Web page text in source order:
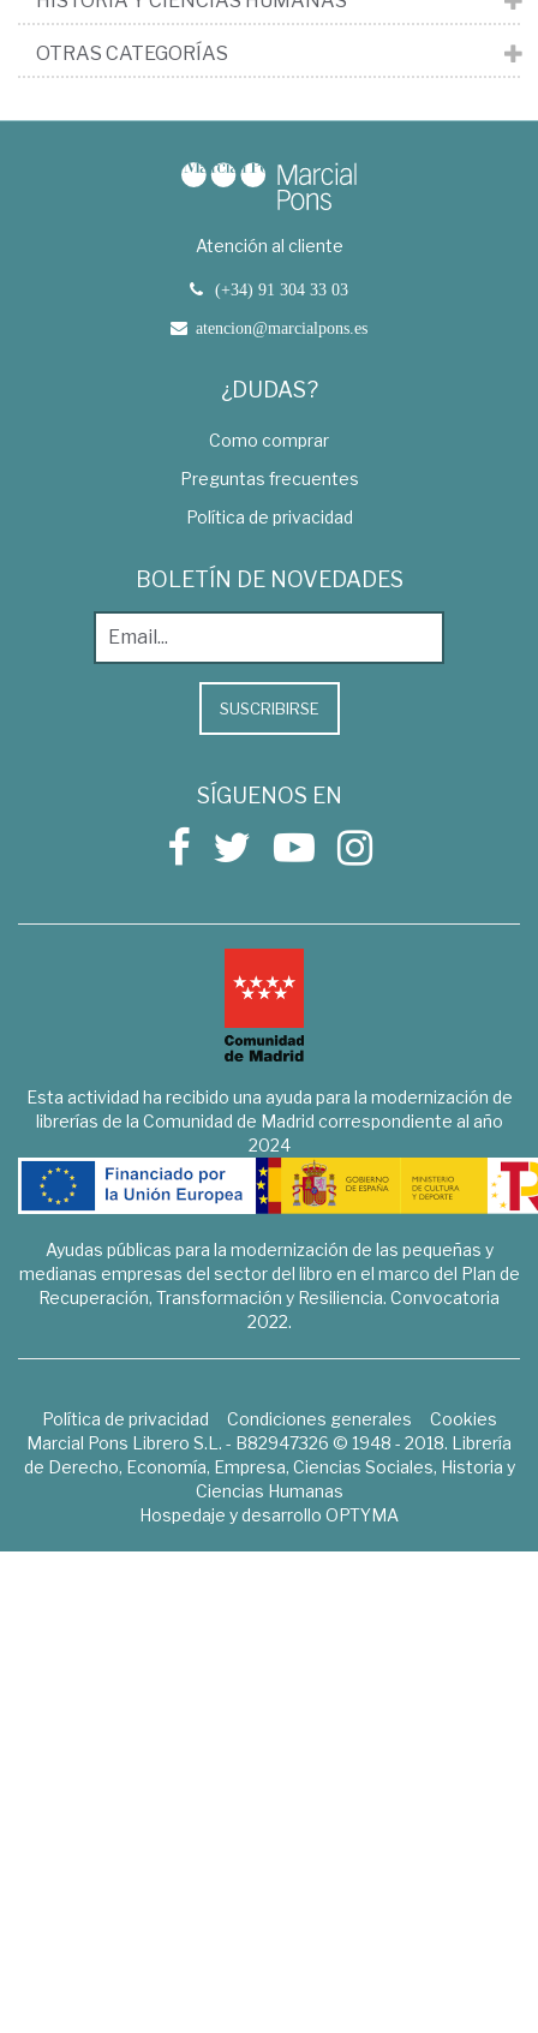
OTRAS CATEGORÍAS
Atención al cliente
(+34) 91 304 33 03
atencion@marcialpons.es
¿DUDAS?
Como comprar
Preguntas frecuentes
Política de privacidad
BOLETÍN DE NOVEDADES
SUSCRIBIRSE
SÍGUENOS EN
Esta actividad ha recibido una ayuda para la modernización de
librerías de la Comunidad de Madrid correspondiente al año
2024
Ayudas públicas para la modernización de las pequeñas y
medianas empresas del sector del libro en el marco del Plan de
Recuperación, Transformación y Resiliencia. Convocatoria
2022.
Política de privacidad Condiciones generales
Cookies
Marcial Pons Librero S.L. - B82947326 © 1948 - 2018. Librería
de Derecho, Economía, Empresa, Ciencias Sociales, Historia y
Ciencias Humanas
Hospedaje y desarrollo OPTYMA